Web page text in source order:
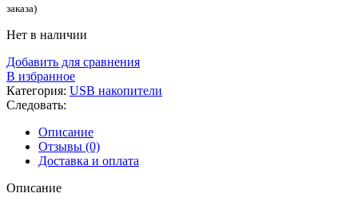
заказа)
Нет в наличии
Добавить для сравнения
В избранное
Категория: USB накопители
Следовать:
Описание
Отзывы (0)
Доставка и оплата
Описание